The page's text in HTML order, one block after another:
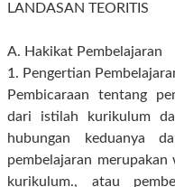
LANDASAN TEORITIS
A. Hakikat Pembelajaran
1. Pengertian
Pembicaraan tentang
dari istilah kurikulum
hubungan keduanya
pembelajaran merupakan
kurikulum., atau